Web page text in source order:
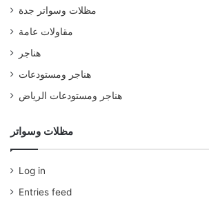
مظلات وسواتر جدة
مقاولات عامة
هناجر
هناجر ومستودعات
هناجر ومستودعات الرياض
مظلات وسواتر
Log in
Entries feed